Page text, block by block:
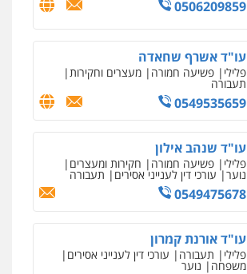
0506209859
עו"ד אשרף שחאדה
פלילי פשיעה חמורה מעצרים וחקירות
תעבורה
0549535659
עו"ד שנהב אילון
פלילי פשיעה חמורה חקירות ומעצרים
נוער עורכי דין לענייני אסירים תעבורה
0549475678
עו"ד אורנת קמרון
פלילי תעבורה עורכי דין לענייני אסירים
משפחה נוער